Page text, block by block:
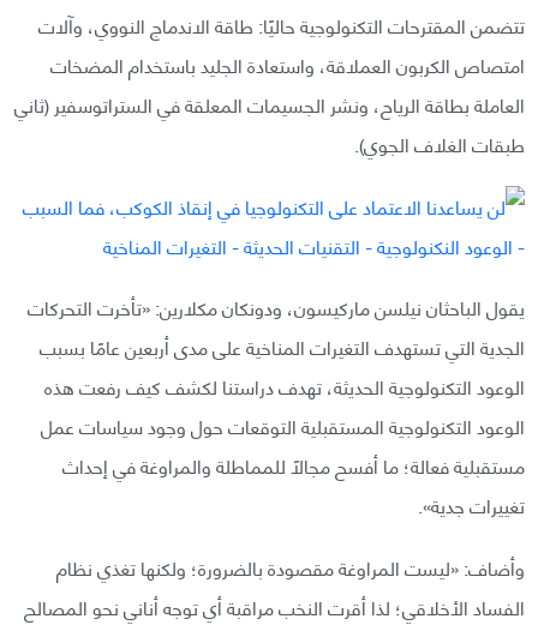
تتضمن المقترحات التكنولوجية حاليًا: طاقة الاندماج النووي، وآلات
امتصاص الكربون العملاقة، واستعادة الجليد باستخدام المضخات
العاملة بطاقة الرياح، ونشر الجسيمات المعلقة في الستراتوسفير (ثاني
طبقات الغلاف الجوي).
يقول الباحثان نيلسن ماركيسون، ودونكان مكلارين: «تأخرت التحركات
الجدية التي تستهدف التغيرات المناخية على مدى أربعين عامًا بسبب
الوعود التكنولوجية الحديثة، تهدف دراستنا لكشف كيف رفعت هذه
الوعود التكنولوجية المستقبلية التوقعات حول وجود سياسات عمل
مستقبلية فعالة؛ ما أفسح مجالًا للمماطلة والمراوغة في إحداث
تغييرات جدية».
وأضاف: «ليست المراوغة مقصودة بالضرورة؛ ولكنها تغذي نظام
الفساد الأخلاقي؛ لذا أقرت النخب مراقبة أي توجه أناني نحو المصالح